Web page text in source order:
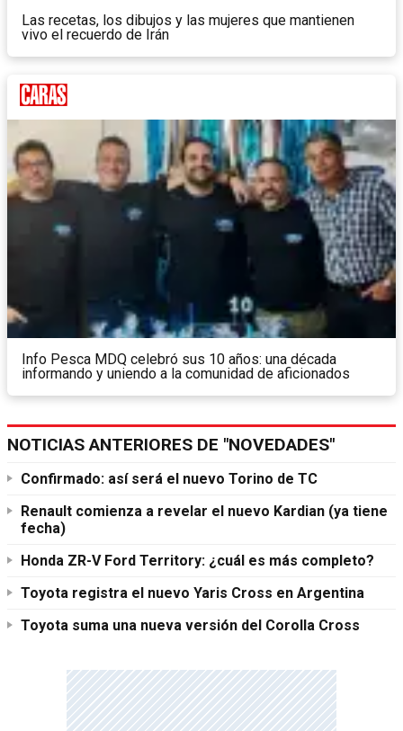
Las recetas, los dibujos y las mujeres que mantienen
vivo el recuerdo de Irán
Info Pesca MDQ celebró sus 10 años: una década
informando y uniendo a la comunidad de aficionados
NOTICIAS ANTERIORES DE "NOVEDADES"
Confirmado: así será el nuevo Torino de TC
Renault comienza a revelar el nuevo Kardian (ya tiene
fecha)
Honda ZR-V Ford Territory: ¿cuál es más completo?
Toyota registra el nuevo Yaris Cross en Argentina
Toyota suma una nueva versión del Corolla Cross